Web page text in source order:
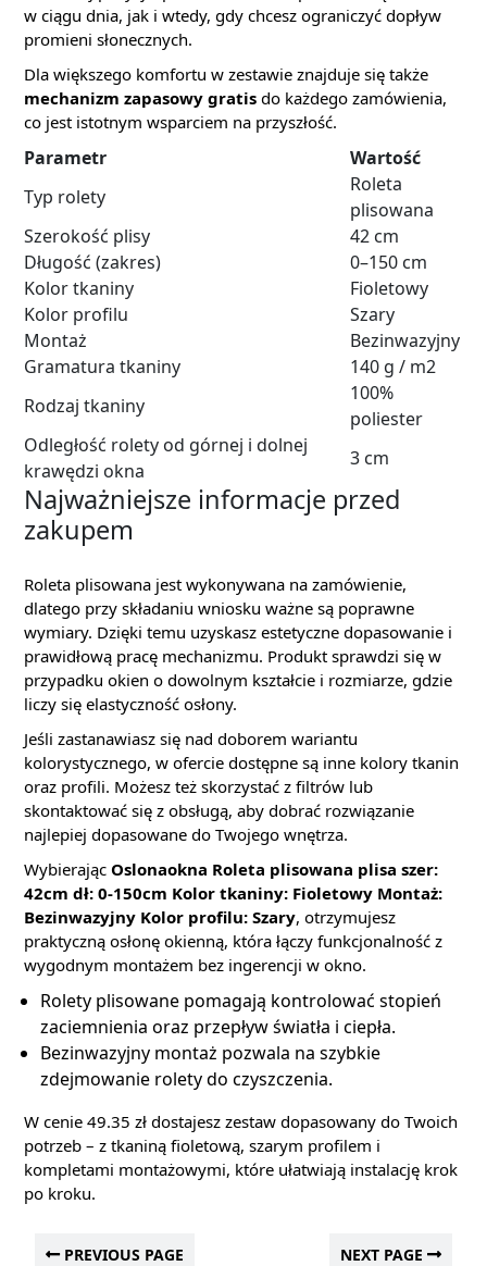
w ciągu dnia, jak i wtedy, gdy chcesz ograniczyć dopływ
promieni słonecznych.
Dla większego komfortu w zestawie znajduje się także
mechanizm zapasowy gratis do każdego zamówienia,
co jest istotnym wsparciem na przyszłość.
Parametr
Wartość
Typ rolety
Roleta
plisowana
Szerokość plisy
42 cm
Długość (zakres)
0–150 cm
Kolor tkaniny
Fioletowy
Kolor profilu
Szary
Montaż
Bezinwazyjny
Gramatura tkaniny
140 g / m2
Rodzaj tkaniny
100%
poliester
Odległość rolety od górnej i dolnej
krawędzi okna
3 cm
Najważniejsze informacje przed
zakupem
Roleta plisowana jest wykonywana na zamówienie,
dlatego przy składaniu wniosku ważne są poprawne
wymiary. Dzięki temu uzyskasz estetyczne dopasowanie i
prawidłową pracę mechanizmu. Produkt sprawdzi się w
przypadku okien o dowolnym kształcie i rozmiarze, gdzie
liczy się elastyczność osłony.
Jeśli zastanawiasz się nad doborem wariantu
kolorystycznego, w ofercie dostępne są inne kolory tkanin
oraz profili. Możesz też skorzystać z filtrów lub
skontaktować się z obsługą, aby dobrać rozwiązanie
najlepiej dopasowane do Twojego wnętrza.
Wybierając Oslonaokna Roleta plisowana plisa szer:
42cm dł: 0-150cm Kolor tkaniny: Fioletowy Montaż:
Bezinwazyjny Kolor profilu: Szary, otrzymujesz
praktyczną osłonę okienną, która łączy funkcjonalność z
wygodnym montażem bez ingerencji w okno.
Rolety plisowane pomagają kontrolować stopień
zaciemnienia oraz przepływ światła i ciepła.
Bezinwazyjny montaż pozwala na szybkie
zdejmowanie rolety do czyszczenia.
W cenie 49.35 zł dostajesz zestaw dopasowany do Twoich
potrzeb – z tkaniną fioletową, szarym profilem i
kompletami montażowymi, które ułatwiają instalację krok
po kroku.
PREVIOUS PAGE NEXT PAGE